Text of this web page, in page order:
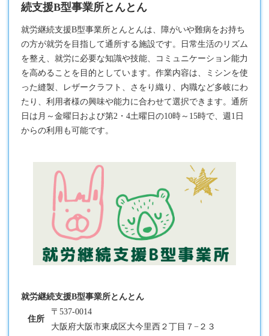
続支援B型事業所とんとん
就労継続支援B型事業所とんとんは、障がいや難病をお持ち
の方が就労を目指して通所する施設です。日常生活のリズム
を整え、就労に必要な知識や技能、コミュニケーション能力
を高めることを目的としています。作業内容は、ミシンを使
った縫製、レザークラフト、さをり織り、内職など多岐にわ
たり、利用者様の興味や能力に合わせて選択できます。通所
日は月～金曜日および第2・4土曜日の10時～15時で、週1日
からの利用も可能です。
就労継続支援B型事業所とんとん
住所
〒537-0014
大阪府大阪市東成区大今里西２丁目７−２３